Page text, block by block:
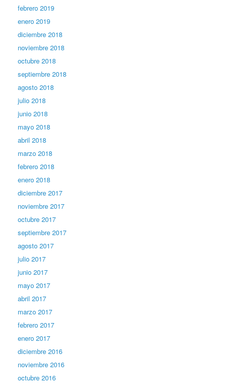
febrero 2019
enero 2019
diciembre 2018
noviembre 2018
octubre 2018
septiembre 2018
agosto 2018
julio 2018
junio 2018
mayo 2018
abril 2018
marzo 2018
febrero 2018
enero 2018
diciembre 2017
noviembre 2017
octubre 2017
septiembre 2017
agosto 2017
julio 2017
junio 2017
mayo 2017
abril 2017
marzo 2017
febrero 2017
enero 2017
diciembre 2016
noviembre 2016
octubre 2016